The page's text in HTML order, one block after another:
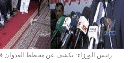
رئيس الورزاء: يكشف عن مخطط العدوان